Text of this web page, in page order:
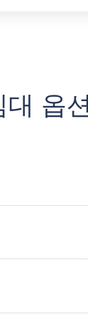
대 옵